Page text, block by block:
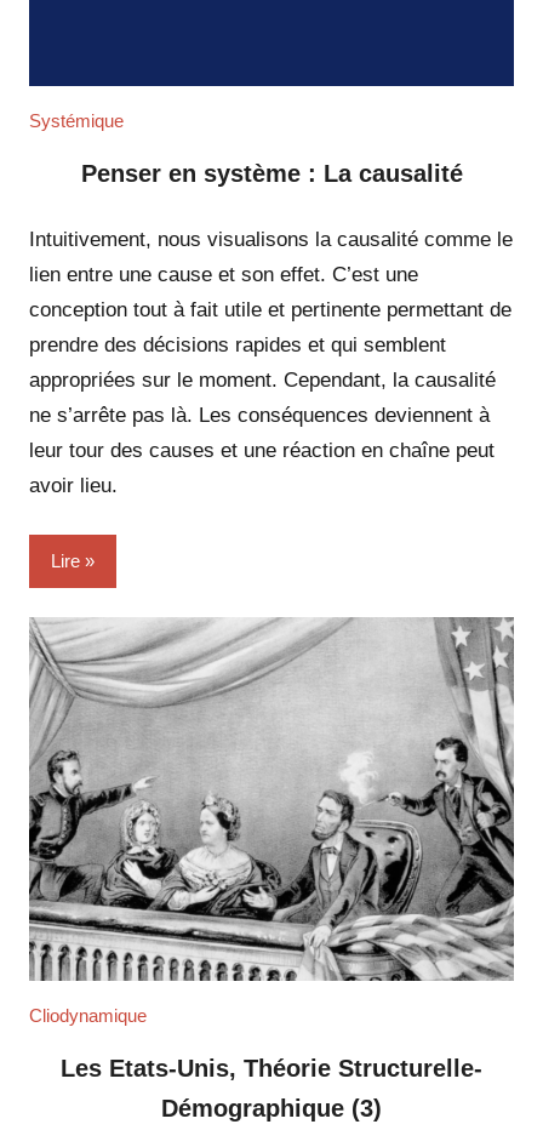
Systémique
Penser en système : La causalité
Intuitivement, nous visualisons la causalité comme le
lien entre une cause et son effet. C’est une
conception tout à fait utile et pertinente permettant de
prendre des décisions rapides et qui semblent
appropriées sur le moment. Cependant, la causalité
ne s’arrête pas là. Les conséquences deviennent à
leur tour des causes et une réaction en chaîne peut
avoir lieu.
Lire
Cliodynamique
Les Etats-Unis, Théorie Structurelle-
Démographique (3)